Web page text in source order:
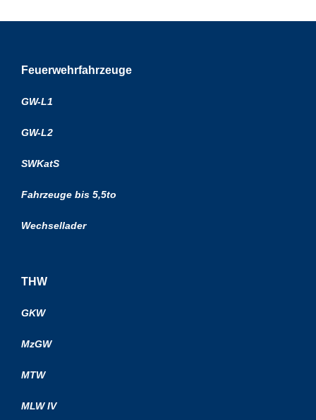
Feuerwehrfahrzeuge
GW-L1
GW-L2
SWKatS
Fahrzeuge bis 5,5to
Wechsellader
THW
GKW
MzGW
MTW
MLW IV